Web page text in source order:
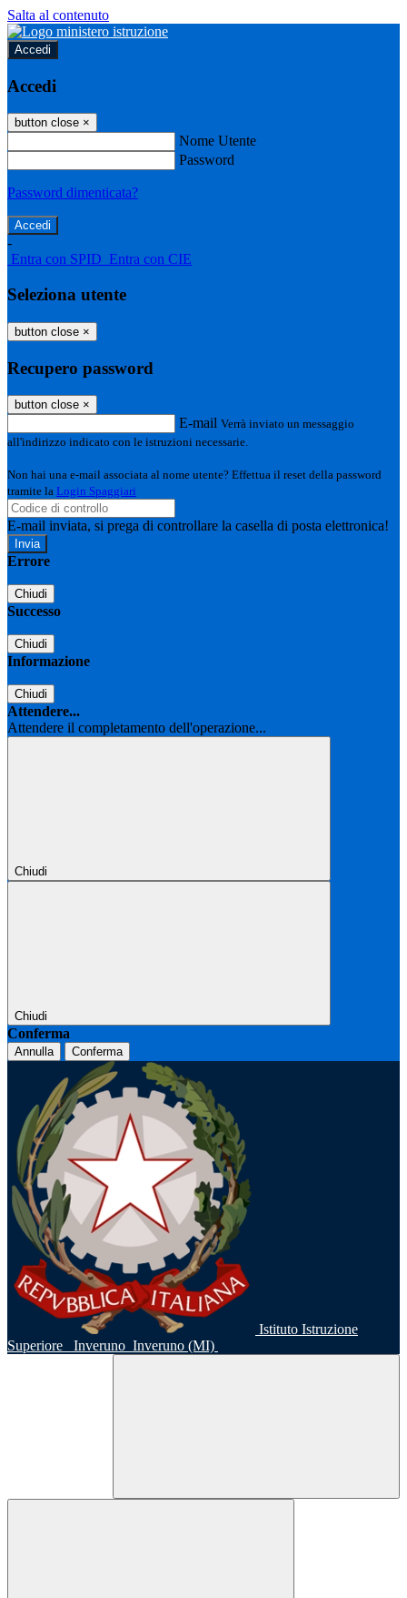
Salta al contenuto
Accedi
Accedi
button close ×
Nome Utente
Password
Password dimenticata?
-
Entra con SPID Entra con CIE
Seleziona utente
button close ×
Recupero password
button close ×
E-mail Verrà inviato un messaggio
all'indirizzo indicato con le istruzioni necessarie.
Non hai una e-mail associata al nome utente? Effettua il reset della password
tramite la Login Spaggiari
E-mail inviata, si prega di controllare la casella di posta elettronica!
Errore
Chiudi
Successo
Chiudi
Informazione
Chiudi
Attendere...
Attendere il completamento dell'operazione...
Chiudi
Chiudi
Conferma
Annulla Conferma
Istituto Istruzione
Superiore
Inveruno Inveruno (MI)